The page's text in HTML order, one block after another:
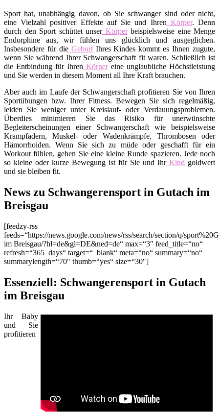
Sport hat, unabhängig davon, ob Sie schwanger sind oder nicht,
eine Vielzahl positiver Effekte auf Sie und Ihren Körper. Denn
durch den Sport schüttet unserKörperbeispielsweise eine Menge
Endorphine aus, wir fühlen uns glücklich und ausgeglichen.
Insbesondere für dieGeburtIhres Kindes kommt es Ihnen zugute,
wenn Sie während Ihrer Schwangerschaft fit waren. Schließlich ist
die Entbindung für Ihren Körpereine unglaubliche Höchstleistung
und Sie werden in diesem Moment all Ihre Kraft brauchen.
Aber auch im Laufe der Schwangerschaft profitieren Sie von Ihren
Sportübungen bzw. Ihrer Fitness. Bewegen Sie sich regelmäßig,
leiden Sie weniger unter Kreislauf- oder Verdauungsproblemen.
Überdies minimieren Sie das Risiko für unerwünschte
Begleiterscheinungen einer Schwangerschaft wie beispielsweise
Krampfadern, Muskel- oder Wadenkrämpfe, Thrombosen oder
Hämorrhoiden. Wenn Sie sich zu müde oder geschafft für ein
Workout fühlen, gehen Sie eine kleine Runde spazieren. Jede noch
so kleine oder kurze Bewegung ist für Sie und IhrKind goldwert
und sie bleiben fit.
News zu Schwangerensport in Gutach im
Breisgau
[feedzy-rss
feeds=“https://news.google.com/news/rss/search/section/q/
im Breisgau/?hl=de&gl=DE&ned=de“ max=“3″ feed_title=“no“
refresh=“365_days“ target=“_blank“ meta=“no“ summary=“no“
summarylength=“70″ thumb=“yes“ size=“30″]
Essenziell: Schwangerensport in Gutach
im Breisgau
Ihr Baby
und Sie
profitieren